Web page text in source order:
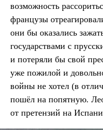
возможность
французы
они бы оказались
государствами с
и потеряли бы свой
уже пожилой и
войны не хотел (в
пошёл на попятную.
от претензий на